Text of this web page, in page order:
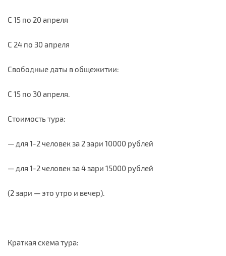
С 15 по 20 апреля
С 24 по 30 апреля
Свободные даты в общежитии:
С 15 по 30 апреля.
Стоимость тура:
— для 1-2 человек за 2 зари 10000 рублей
— для 1-2 человек за 4 зари 15000 рублей
(2 зари — это утро и вечер).
Краткая схема тура: